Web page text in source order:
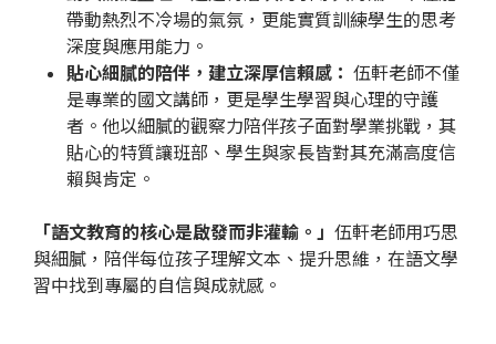
帶動熱烈不冷場的氣氛，更能實質訓練學生的思考
深度與應用能力。
貼心細膩的陪伴，建立深厚信賴感： 伍軒老師不僅
是專業的國文講師，更是學生學習與心理的守護
者。他以細膩的觀察力陪伴孩子面對學業挑戰，其
貼心的特質讓班部、學生與家長皆對其充滿高度信
賴與肯定。
「語文教育的核心是啟發而非灌輸。」 伍軒老師用巧思
與細膩，陪伴每位孩子理解文本、提升思維，在語文學
習中找到專屬的自信與成就感。